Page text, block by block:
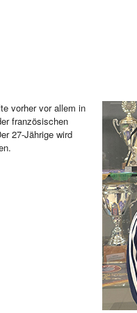
vorher vor allem in
französischen
27-Jährige wird